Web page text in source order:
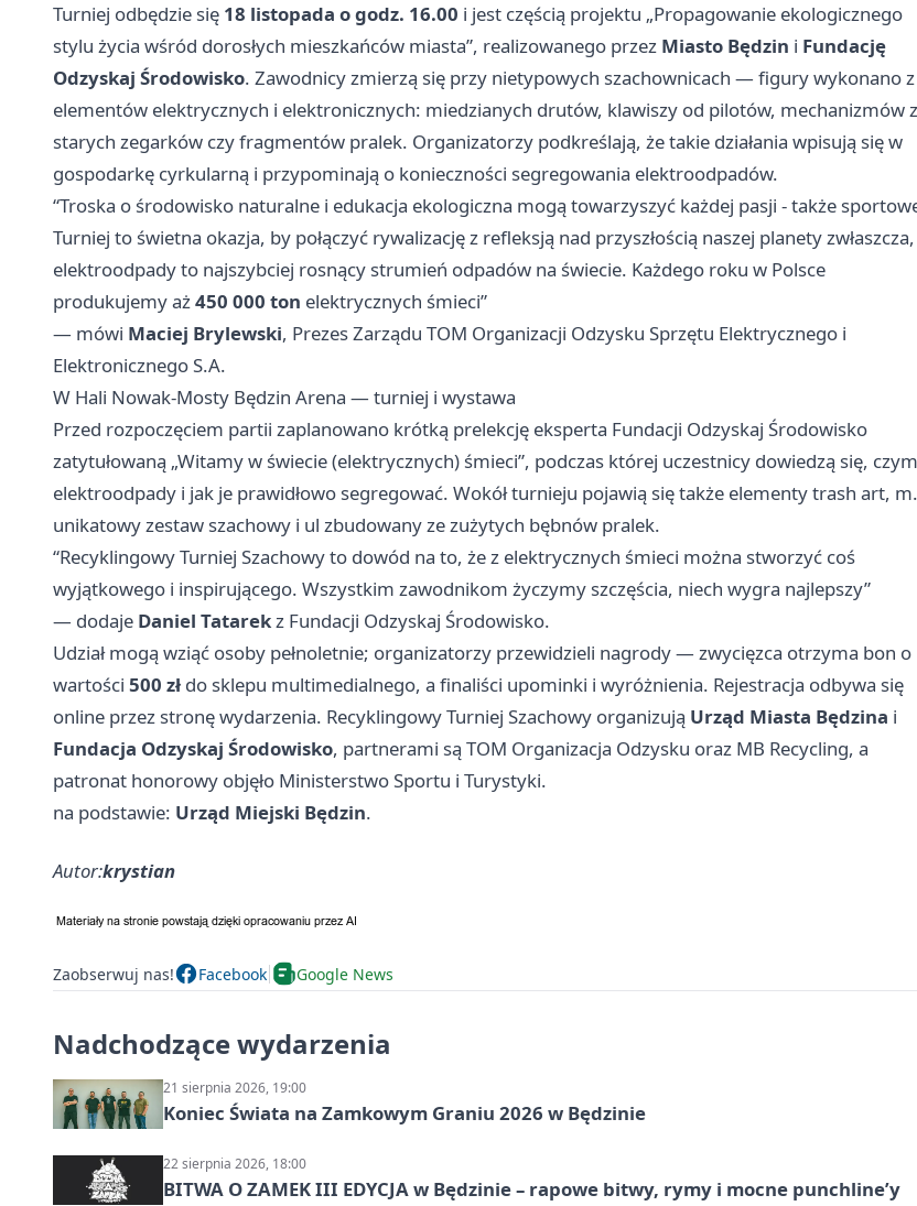
Turniej odbędzie się 18 listopada o godz. 16.00 i jest częścią projektu „Propagowanie ekologicznego
stylu życia wśród dorosłych mieszkańców miasta”, realizowanego przez Miasto Będzin i Fundację
Odzyskaj Środowisko. Zawodnicy zmierzą się przy nietypowych szachownicach — figury wykonano z
elementów elektrycznych i elektronicznych: miedzianych drutów, klawiszy od pilotów, mechanizmów
starych zegarków czy fragmentów pralek. Organizatorzy podkreślają, że takie działania wpisują się w
gospodarkę cyrkularną i przypominają o konieczności segregowania elektroodpadów.
“Troska o środowisko naturalne i edukacja ekologiczna mogą towarzyszyć każdej pasji - także
Turniej to świetna okazja, by połączyć rywalizację z refleksją nad przyszłością naszej planety
elektroodpady to najszybciej rosnący strumień odpadów na świecie. Każdego roku w Polsce
produkujemy aż450 000 ton elektrycznych śmieci”
— mówi Maciej Brylewski, Prezes Zarządu TOM Organizacji Odzysku Sprzętu Elektrycznego i
Elektronicznego S.A.
W Hali Nowak-Mosty Będzin Arena — turniej i wystawa
Przed rozpoczęciem partii zaplanowano krótką prelekcję eksperta Fundacji Odzyskaj Środowisko
zatytułowaną „Witamy w świecie (elektrycznych) śmieci”, podczas której uczestnicy dowiedzą się,
elektroodpady i jak je prawidłowo segregować. Wokół turnieju pojawią się także elementy trash art,
unikatowy zestaw szachowy i ul zbudowany ze zużytych bębnów pralek.
“Recyklingowy Turniej Szachowy to dowód na to, że z elektrycznych śmieci można stworzyć coś
wyjątkowego i inspirującego. Wszystkim zawodnikom życzymy szczęścia, niech wygra najlepszy”
— dodaje Daniel Tatarekz Fundacji Odzyskaj Środowisko.
Udział mogą wziąć osoby pełnoletnie; organizatorzy przewidzieli nagrody — zwycięzca otrzyma bon o
wartości 500 zł do sklepu multimedialnego, a finaliści upominki i wyróżnienia. Rejestracja odbywa się
online przez stronę wydarzenia. Recyklingowy Turniej Szachowy organizują Urząd Miasta Będzina i
Fundacja Odzyskaj Środowisko, partnerami są TOM Organizacja Odzysku oraz MB Recycling, a
patronat honorowy objęło Ministerstwo Sportu i Turystyki.
na podstawie: Urząd Miejski Będzin.
Autor:krystian
Zaobserwuj nas! Facebook Google News
Nadchodzące wydarzenia
21 sierpnia 2026, 19:00
Koniec Świata na Zamkowym Graniu 2026 w Będzinie
22 sierpnia 2026, 18:00
BITWA O ZAMEK III EDYCJA w Będzinie – rapowe bitwy, rymy i mocne punchline’y